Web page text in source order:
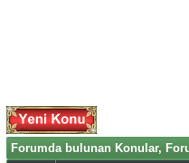
Forumda bulunan Konular,